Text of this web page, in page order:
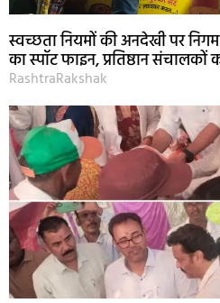
स्वच्छता नियमों की अनदेखी पर
का स्पॉट फाइन, प्रतिष्ठान
RashtraRakshak